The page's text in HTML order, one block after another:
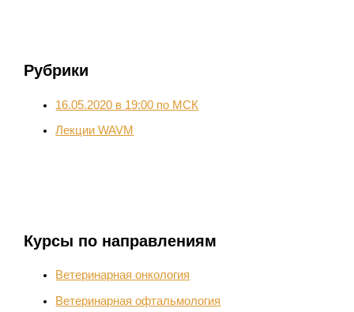
Рубрики
16.05.2020 в 19:00 по МСК
Лекции WAVM
Курсы по направлениям
Ветеринарная онкология
Ветеринарная офтальмология